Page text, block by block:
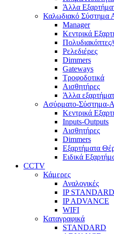
Άλλα
Καλωδιακό Σύστημα
Manager
Κεντρικά
Ρελεδιέρες
Dimmers
Gateways
Τροφοδοτικά
Αισθητήρες
Άλλα
Ασύρματο-Σύστημα-
Κεντρικά
Inputs-Outputs
Αισθητήρες
Dimmers
Εξαρτήματα
Ειδικά
CCTV
Κάμερες
Αναλογικές
IP STANDARD
IP ADVANCE
WIFI
Καταγραφικά
STANDARD